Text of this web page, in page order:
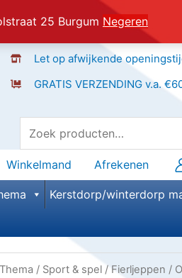
25 Burgum Negeren
Let op afwijkende
GRATIS VERZENDING v.a.
Zoeken
Winkelmand Afrekenen
Kerstdorp/winterdorp
/ Sport & spel/Fierljeppen /